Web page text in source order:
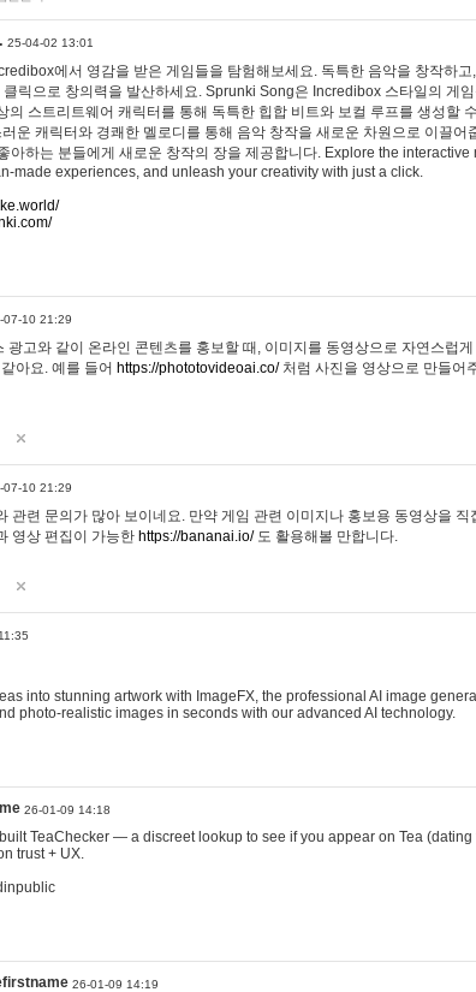
25-04-02 13:01
에서 영감을 받은 게임들을 탐험해보세요. 독특한 음악을 창작하
클릭으로 창의력을 발산하세요. Sprunki Song은 Incredibox 스타일의 게
의 스트리트웨어 캐릭터를 통해 독특한 힙합 비트와 보컬 루프를 생성할
운 캐릭터와 경쾌한 멜로디를 통해 음악 창작을 새로운 차원으로 이끌어
아하는 분들에게 새로운 창작의 장을 제공합니다. Explore the
made experiences, and unleash your creativity with just a click.
07-10 21:29
광고와 같이 온라인 콘텐츠를 홍보할 때, 이미지를 동영상으로 자연스럽
아요. 예를 들어 https://phototovideoai.co/처럼 사진을 영상으로 만들어
07-10 21:29
관련 문의가 많아 보이네요. 만약 게임 관련 이미지나 홍보용 동영상을 직
영상 편집이 가능한 https://bananai.io/도 활용해볼 만합니다.
into stunning artwork with ImageFX, the professional AI image
photo-realistic images in seconds with our advanced AI technology.
26-01-09 14:18
TeaChecker — a discreet lookup to see if you appear on Tea
trust + UX.
26-01-09 14:19